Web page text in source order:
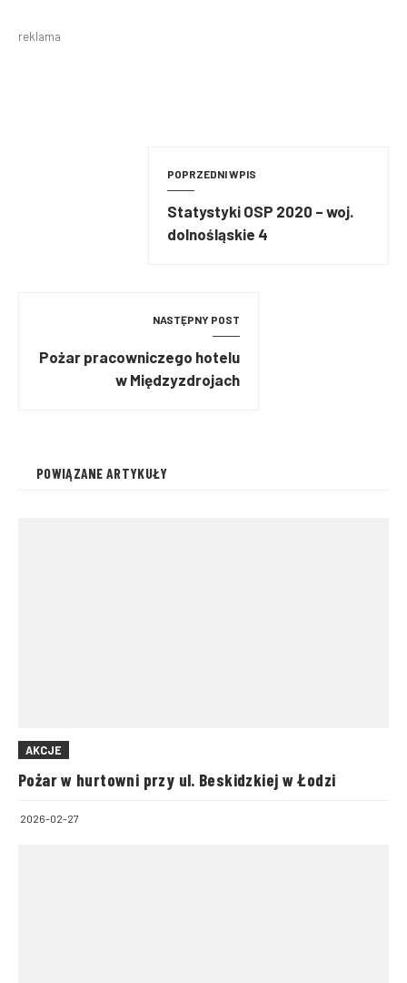
reklama
POPRZEDNI WPIS
Statystyki OSP 2020 – woj.
dolnośląskie 4
NASTĘPNY POST
Pożar pracowniczego hotelu
w Międzyzdrojach
POWIĄZANE ARTYKUŁY
AKCJE
Pożar w hurtowni przy ul. Beskidzkiej w Łodzi
2026-02-27